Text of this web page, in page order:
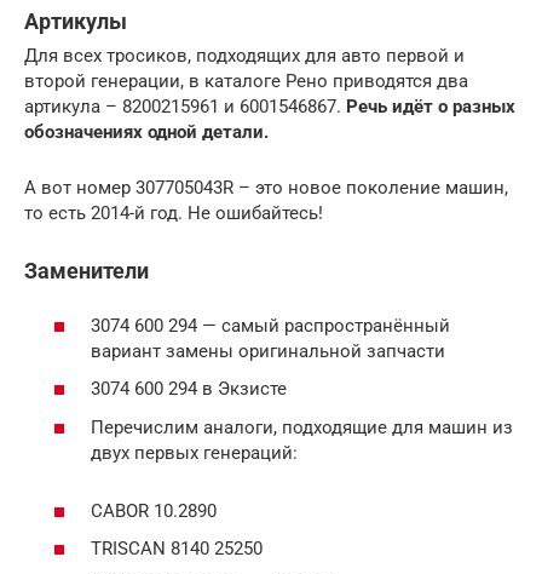
Артикулы
Для всех тросиков, подходящих для авто первой и
второй генерации, в каталоге Рено приводятся два
артикула – 8200215961 и 6001546867. Речь идёт о разных
обозначениях одной детали.
А вот номер 307705043R – это новое поколение машин,
то есть 2014-й год. Не ошибайтесь!
Заменители
3074 600 294 — самый распространённый
вариант замены оригинальной запчасти
3074 600 294 в Экзисте
Перечислим аналоги, подходящие для машин из
двух первых генераций:
CABOR 10.2890
TRISCAN 8140 25250